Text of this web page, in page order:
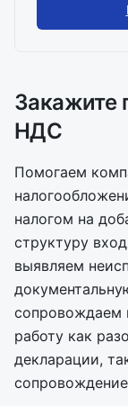
Закажите
НДС
Помогаем
налогом на
структуру
выявляем
сопровождаем
работу как
декларации,